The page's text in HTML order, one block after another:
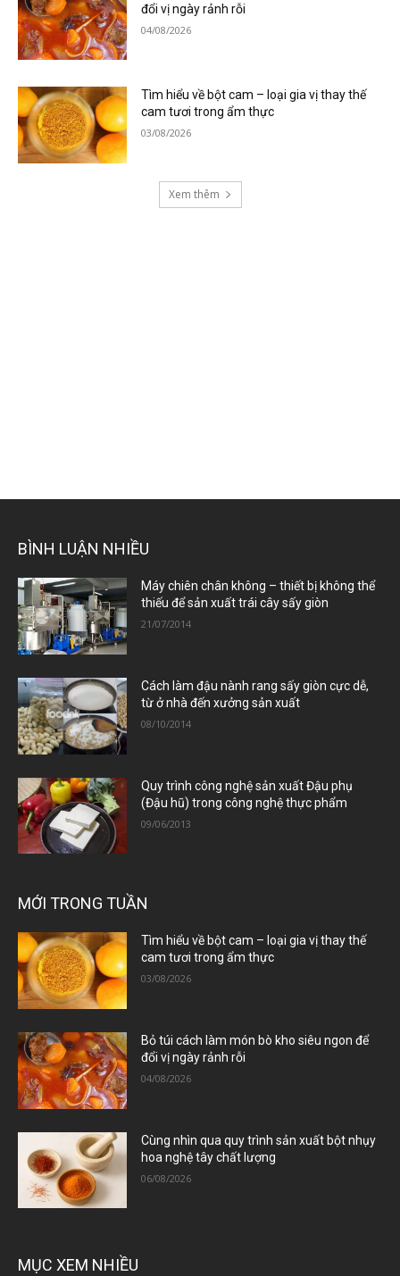
đổi vị ngày rảnh rỗi
04/08/2026
Tìm hiểu về bột cam – loại gia vị thay thế
cam tươi trong ẩm thực
03/08/2026
Xem thêm
BÌNH LUẬN NHIỀU
Máy chiên chân không – thiết bị không thể
thiếu để sản xuất trái cây sấy giòn
21/07/2014
Cách làm đậu nành rang sấy giòn cực dễ,
từ ở nhà đến xưởng sản xuất
08/10/2014
Quy trình công nghệ sản xuất Đậu phụ
(Đậu hũ) trong công nghệ thực phẩm
09/06/2013
MỚI TRONG TUẦN
Tìm hiểu về bột cam – loại gia vị thay thế
cam tươi trong ẩm thực
03/08/2026
Bỏ túi cách làm món bò kho siêu ngon để
đổi vị ngày rảnh rỗi
04/08/2026
Cùng nhìn qua quy trình sản xuất bột nhụy
hoa nghệ tây chất lượng
06/08/2026
MỤC XEM NHIỀU